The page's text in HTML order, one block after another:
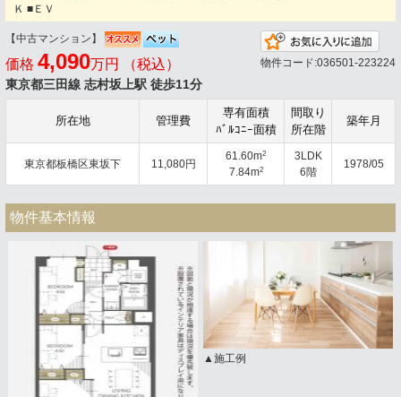
Ｋ ■ＥＶ
【中古マンション】
価格 4,090万円 （税込）
東京都三田線 志村坂上駅 徒歩11分
物件コード:036501-223224
所在地 管理費
専有面積
ﾊﾞﾙｺﾆｰ面積
間取り
所在階
築年月
東京都板橋区東坂下 11,080円
61.60m2
7.84m2
3LDK
6階
1978/05
物件基本情報
▲施工例